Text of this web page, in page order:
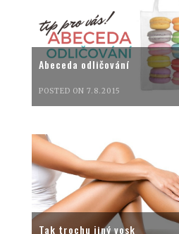
Abeceda odličování
POSTED ON 7.8.2015
Tak trochu jiný vosk